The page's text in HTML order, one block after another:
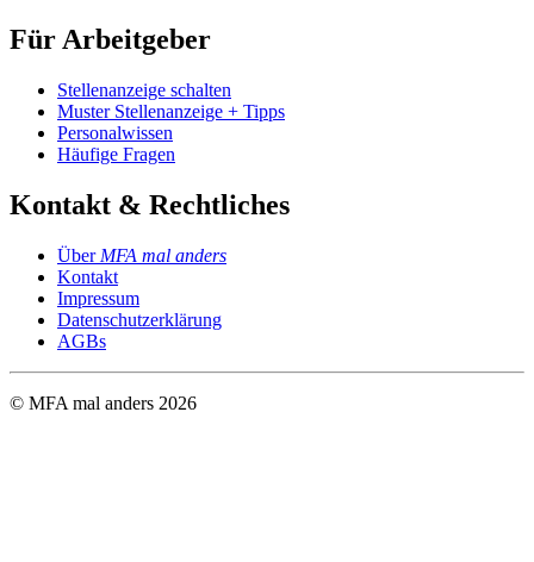
Für Arbeitgeber
Stellenanzeige schalten
Muster Stellenanzeige + Tipps
Personalwissen
Häufige Fragen
Kontakt & Rechtliches
Über MFA mal anders
Kontakt
Impressum
Datenschutzerklärung
AGBs
© MFA mal anders 2026